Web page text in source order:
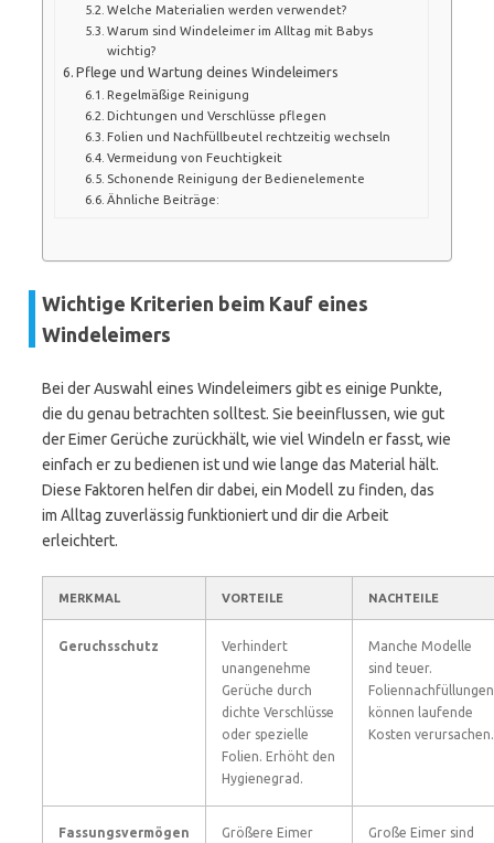
Welche Materialien werden verwendet?
Warum sind Windeleimer im Alltag mit Babys
wichtig?
Pflege und Wartung deines Windeleimers
Regelmäßige Reinigung
Dichtungen und Verschlüsse pflegen
Folien und Nachfüllbeutel rechtzeitig wechseln
Vermeidung von Feuchtigkeit
Schonende Reinigung der Bedienelemente
Ähnliche Beiträge:
Wichtige Kriterien beim Kauf eines
Windeleimers
Bei der Auswahl eines Windeleimers gibt es einige Punkte,
die du genau betrachten solltest. Sie beeinflussen, wie gut
der Eimer Gerüche zurückhält, wie viel Windeln er fasst, wie
einfach er zu bedienen ist und wie lange das Material hält.
Diese Faktoren helfen dir dabei, ein Modell zu finden, das
im Alltag zuverlässig funktioniert und dir die Arbeit
erleichtert.
MERKMAL VORTEILE NACHTEILE
Geruchsschutz
Verhindert
unangenehme
Gerüche durch
dichte Verschlüsse
oder spezielle
Folien. Erhöht den
Hygienegrad.
Manche Modelle
sind teuer.
Foliennachfüllungen
können laufende
Kosten verursachen.
Fassungsvermögen
Größere Eimer
Große Eimer sind